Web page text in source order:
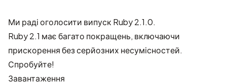
Ми раді оголосити випуск Ruby 2.1.0.
Ruby 2.1 має багато покращень, включаючи
прискорення без серйозних несумісностей.
Спробуйте!
Завантаження